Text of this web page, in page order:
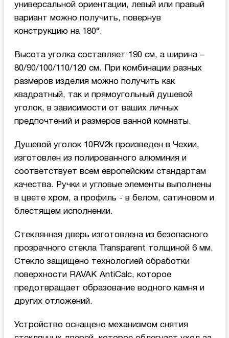
универсальной ориентации, левый или правый
вариант можно получить, повернув
конструкцию на 180°.
Высота уголка составляет 190 см, а ширина –
80/90/100/110/120 см. При комбинации разных
размеров изделия можно получить как
квадратный, так и прямоугольный душевой
уголок, в зависимости от ваших личных
предпочтений и размеров ванной комнаты.
Душевой уголок 10RV2k произведен в Чехии,
изготовлен из полированного алюминия и
соответствует всем европейским стандартам
качества. Ручки и угловые элементы выполнены
в цвете хром, а профиль - в белом, сатиновом и
блестящем исполнении.
Стеклянная дверь изготовлена из безопасного
прозрачного стекла Transparent толщиной 6 мм.
Стекло защищено технологией обработки
поверхности RAVAK AntiCalc, которое
предотвращает образование водного камня и
других отложений.
Устройство оснащено механизмом снятия